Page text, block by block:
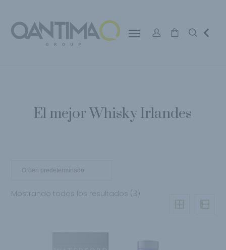
El mejor Whisky Irlandes
Mostrando todos los resultados (3)